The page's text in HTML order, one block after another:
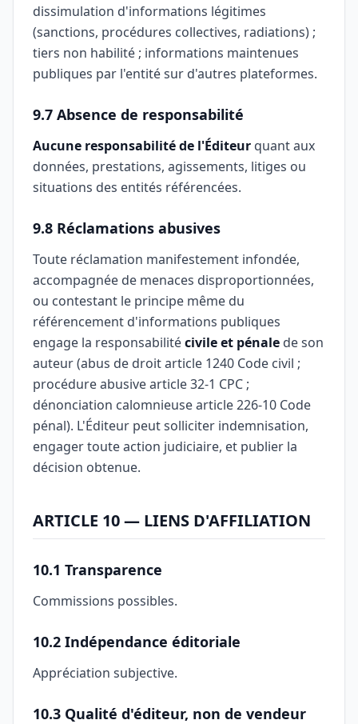
dissimulation d'informations légitimes
(sanctions, procédures collectives, radiations) ;
tiers non habilité ; informations maintenues
publiques par l'entité sur d'autres plateformes.
9.7 Absence de responsabilité
Aucune responsabilité de l'Éditeur quant aux
données, prestations, agissements, litiges ou
situations des entités référencées.
9.8 Réclamations abusives
Toute réclamation manifestement infondée,
accompagnée de menaces disproportionnées,
ou contestant le principe même du
référencement d'informations publiques
engage la responsabilitécivile et pénale de son
auteur (abus de droit article 1240 Code civil ;
procédure abusive article 32-1 CPC ;
dénonciation calomnieuse article 226-10 Code
pénal). L'Éditeur peut solliciter indemnisation,
engager toute action judiciaire, et publier la
décision obtenue.
ARTICLE 10 — LIENS D'AFFILIATION
10.1 Transparence
Commissions possibles.
10.2 Indépendance éditoriale
Appréciation subjective.
10.3 Qualité d'éditeur, non de vendeur